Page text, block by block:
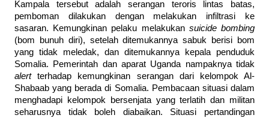
Kampala tersebut adalah serangan teroris lintas batas,
pemboman dilakukan dengan melakukan infiltrasi ke
sasaran. Kemungkinan pelaku melakukan suicide bombing
(bom bunuh diri), setelah ditemukannya sabuk berisi bom
yang tidak meledak, dan ditemukannya kepala penduduk
Somalia. Pemerintah dan aparat Uganda nampaknya tidak
alertterhadap kemungkinan serangan dari kelompok Al-
Shabaab yang berada di Somalia. Pembacaan situasi dalam
menghadapi kelompok bersenjata yang terlatih dan militan
seharusnya tidak boleh diabaikan. Situasi pertandingan